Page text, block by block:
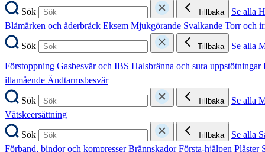
Sök
Tillbaka
Se alla
Blåmärken och åderbråck Eksem Mjukgörande Svalkande Torr och
Sök
Tillbaka
Se alla
Förstoppning Gasbesvär och IBS Halsbränna och sura uppstötningar
illamående Ändtarmsbesvär
Sök
Tillbaka
Se alla
Vätskeersättning
Sök
Tillbaka
Se alla
Förband, bindor och kompresserBrännskadorFörsta-hjälpen Plåster